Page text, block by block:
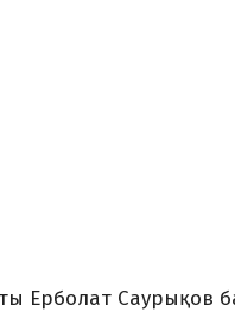
Ерболат Саурықов